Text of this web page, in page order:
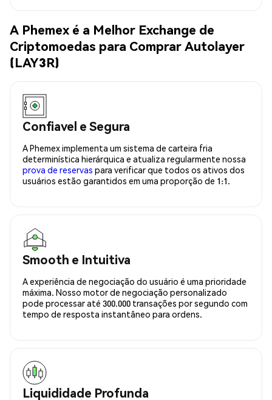
A Phemex é a Melhor Exchange de
Criptomoedas para Comprar Autolayer
(LAY3R)
Confiavel e Segura
A Phemex implementa um sistema de carteira fria
determinística hierárquica e atualiza regularmente nossa
prova de reservas para verificar que todos os ativos dos
usuários estão garantidos em uma proporção de 1:1.
Smooth e Intuitiva
A experiência de negociação do usuário é uma prioridade
máxima. Nosso motor de negociação personalizado
pode processar até 300.000 transações por segundo com
tempo de resposta instantâneo para ordens.
Liquididade Profunda